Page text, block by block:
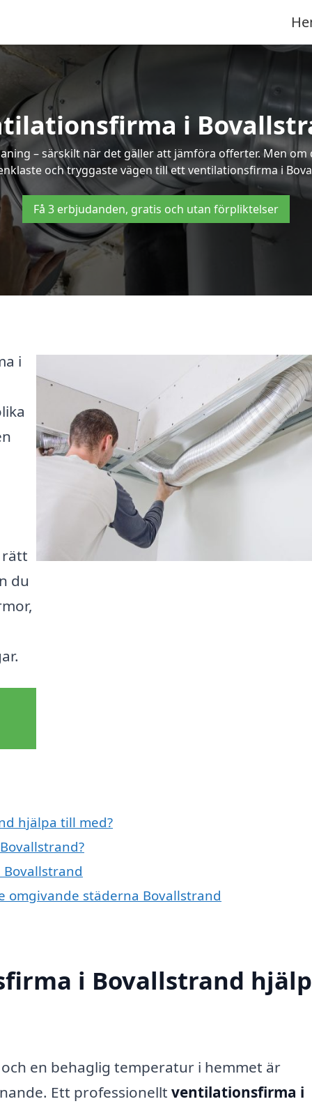
i
– särskilt när det gäller att jämföra offerter. Men
och tryggaste vägen till ett ventilationsfirma i
Få 3 erbjudanden, gratis och utan förpliktelser
i
rätt
du
hjälpa till med?
omgivande städerna Bovallstrand
i Bovallstrand
en behaglig temperatur i hemmet är
Ett professionellt ventilationsfirma i